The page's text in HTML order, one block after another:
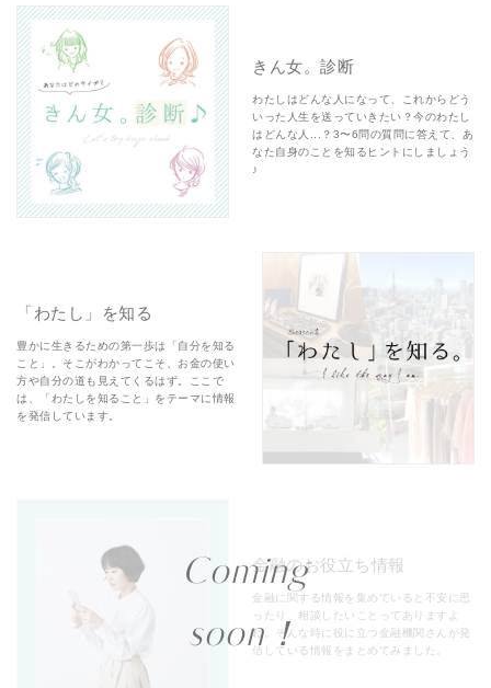
きん女。診断
わたしはどんな人になって、これからどう
いった人生を送っていきたい？今のわたし
はどんな人...？3〜6問の質問に答えて、あ
なた自身のことを知るヒントにしましょう
♪
「わたし」を知る
豊かに生きるための第一歩は「自分を知る
こと」。そこがわかってこそ、お金の使い
方や自分の道も見えてくるはず。ここで
は、「わたしを知ること」をテーマに情報
を発信しています。
Coming
soon！
金融のお役立ち情報
金融に関する情報を集めていると不安に思
ったり、相談したいことってありますよ
ね。そんな時に役に立つ金融機関さんが発
信している情報をまとめてみました。